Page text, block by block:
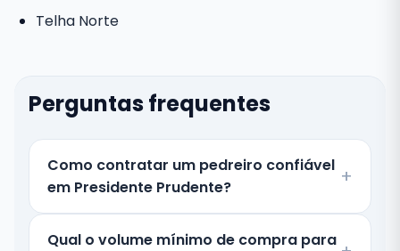
Telha Norte
Perguntas frequentes
Como contratar um pedreiro confiável
em Presidente Prudente?
Qual o volume mínimo de compra para